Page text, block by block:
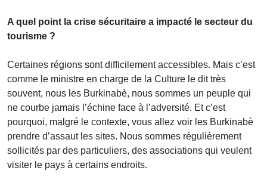
A quel point la crise sécuritaire a impacté le secteur du
tourisme ?
Certaines régions sont difficilement accessibles. Mais c’est
comme le ministre en charge de la Culture le dit très
souvent, nous les Burkinabè, nous sommes un peuple qui
ne courbe jamais l’échine face à l’adversité. Et c’est
pourquoi, malgré le contexte, vous allez voir les Burkinabè
prendre d’assaut les sites. Nous sommes régulièrement
sollicités par des particuliers, des associations qui veulent
visiter le pays à certains endroits.